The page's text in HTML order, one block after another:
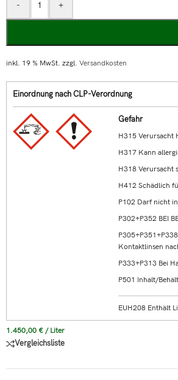
- +
inkl. 19 % MwSt. zzgl. Versandkosten
Einordnung nach CLP-Verordnung
Gefahr
H315 Verursacht
H317 Kann
H318 Verursacht
H412 Schädlich
P102 Darf nicht
P302+P352 BEI
Kontaktlinsen
P333+P313 Bei
P501 Inhalt/
EUH208 Enthält
1.450,00 € / Liter
Vergleichsliste